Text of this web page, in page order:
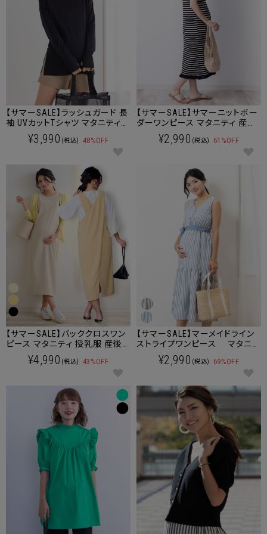
【サマーSALE】ラッシュガード 長
袖 UVカットTシャツ マタニティ
¥3,990 (税込) 48%OFF
【サマーSALE】サマーニットボー
ダーワンピース マタニティ 産後
も使える¥2,990 (税込) 61%OFF
【サマーSALE】バッククロスワン
ピース マタニティ 授乳服 産後
も使える¥4,990 (税込) 43%OFF
【サマーSALE】マーメイドライン
ストライプワンピース マタニテ
ィ 授乳服 産後も使える
¥2,990 (税込) 69%OFF